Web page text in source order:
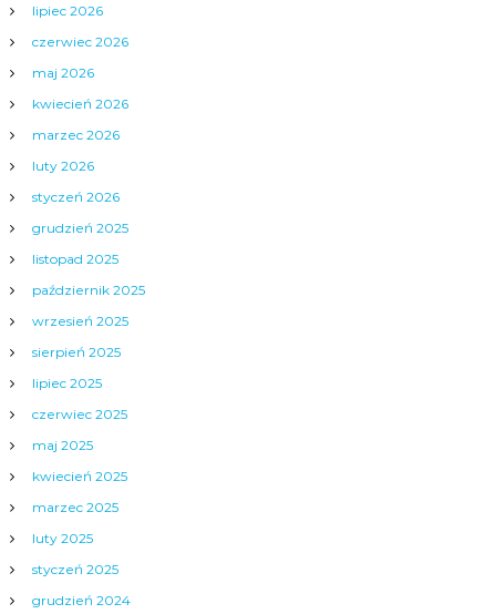
lipiec 2026
czerwiec 2026
maj 2026
kwiecień 2026
marzec 2026
luty 2026
styczeń 2026
grudzień 2025
listopad 2025
październik 2025
wrzesień 2025
sierpień 2025
lipiec 2025
czerwiec 2025
maj 2025
kwiecień 2025
marzec 2025
luty 2025
styczeń 2025
grudzień 2024